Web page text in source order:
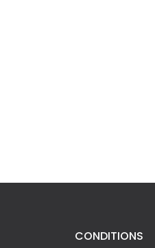
CONDITIONS